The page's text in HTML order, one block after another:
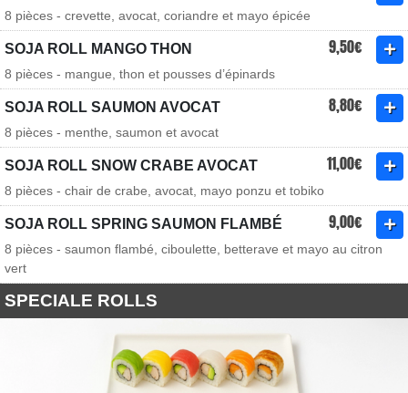
8 pièces - crevette, avocat, coriandre et mayo épicée
SOJA ROLL MANGO THON 9,50€
8 pièces - mangue, thon et pousses d’épinards
SOJA ROLL SAUMON AVOCAT 8,80€
8 pièces - menthe, saumon et avocat
SOJA ROLL SNOW CRABE AVOCAT 11,00€
8 pièces - chair de crabe, avocat, mayo ponzu et tobiko
SOJA ROLL SPRING SAUMON FLAMBÉ 9,00€
8 pièces - saumon flambé, ciboulette, betterave et mayo au citron
vert
SPECIALE ROLLS